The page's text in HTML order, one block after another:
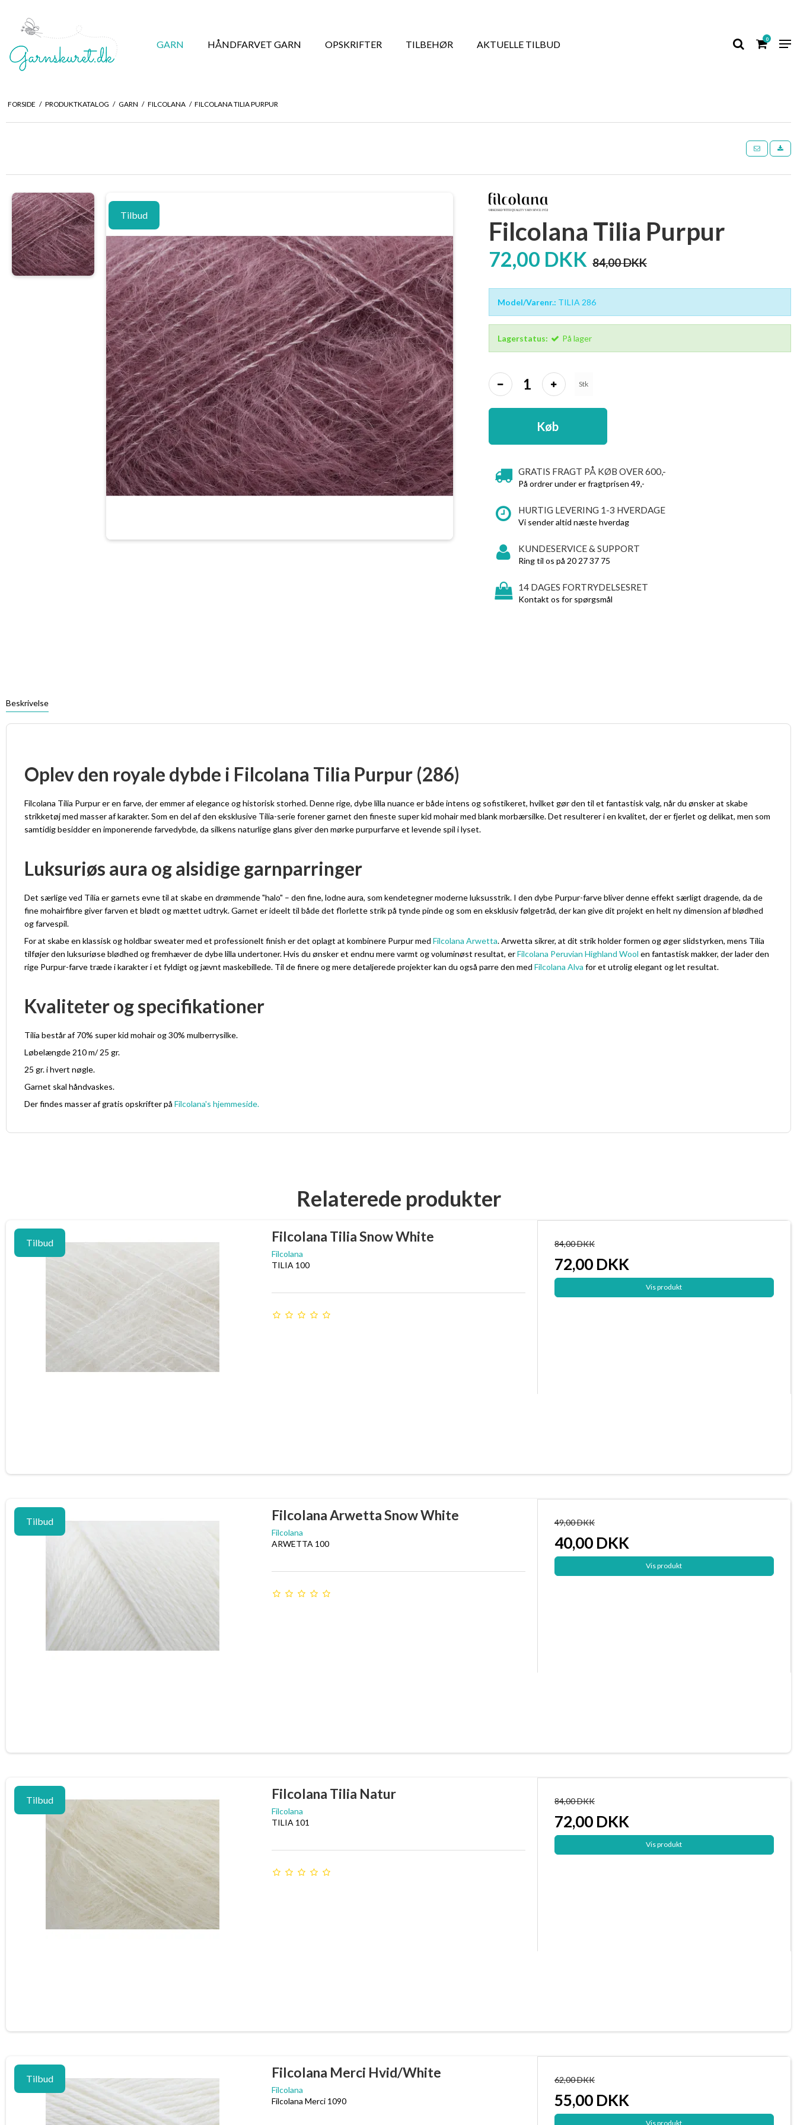
GARN HÅNDFARVET GARN OPSKRIFTER TILBEHØR AKTUELLE TILBUD 0
FORSIDE / PRODUKTKATALOG / GARN / FILCOLANA / FILCOLANA TILIA PURPUR
Tilbud
Filcolana Tilia Purpur
72,00 DKK 84,00 DKK
Model/Varenr.: TILIA 286
Lagerstatus: På lager
Stk
Køb
GRATIS FRAGT PÅ KØB OVER 600,-
På ordrer under er fragtprisen 49,-
HURTIG LEVERING 1-3 HVERDAGE
Vi sender altid næste hverdag
KUNDESERVICE & SUPPORT
Ring til os på 20 27 37 75
14 DAGES FORTRYDELSESRET
Kontakt os for spørgsmål
Beskrivelse
Oplev den royale dybde i Filcolana Tilia Purpur (286)
Filcolana Tilia Purpur er en farve, der emmer af elegance og historisk storhed. Denne rige, dybe lilla nuance er både intens og sofistikeret, hvilket gør den til et fantastisk valg, når du ønsker at skabe
strikketøj med masser af karakter. Som en del af den eksklusive Tilia-serie forener garnet den fineste super kid mohair med blank morbærsilke. Det resulterer i en kvalitet, der er fjerlet og delikat, men som
samtidig besidder en imponerende farvedybde, da silkens naturlige glans giver den mørke purpurfarve et levende spil i lyset.
Luksuriøs aura og alsidige garnparringer
Det særlige ved Tilia er garnets evne til at skabe en drømmende "halo" – den fine, lodne aura, som kendetegner moderne luksusstrik. I den dybe Purpur-farve bliver denne effekt særligt dragende, da de
fine mohairfibre giver farven et blødt og mættet udtryk. Garnet er ideelt til både det florlette strik på tynde pinde og som en eksklusiv følgetråd, der kan give dit projekt en helt ny dimension af blødhed
og farvespil.
For at skabe en klassisk og holdbar sweater med et professionelt finish er det oplagt at kombinere Purpur med Filcolana Arwetta. Arwetta sikrer, at dit strik holder formen og øger slidstyrken, mens Tilia
tilføjer den luksuriøse blødhed og fremhæver de dybe lilla undertoner. Hvis du ønsker et endnu mere varmt og voluminøst resultat, erFilcolana Peruvian Highland Wool en fantastisk makker, der lader den
rige Purpur-farve træde i karakter i et fyldigt og jævnt maskebillede. Til de finere og mere detaljerede projekter kan du også parre den med Filcolana Alva for et utrolig elegant og let resultat.
Kvaliteter og specifikationer
Tilia består af 70% super kid mohair og 30% mulberrysilke.
Løbelængde 210 m/ 25 gr.
25 gr. i hvert nøgle.
Garnet skal håndvaskes.
Der findes masser af gratis opskrifter på Filcolana's hjemmeside.
Relaterede produkter
Tilbud Filcolana Tilia Snow White
Filcolana
TILIA 100
84,00 DKK
72,00 DKK
Vis produkt
Tilbud Filcolana Arwetta Snow White
Filcolana
ARWETTA 100
49,00 DKK
40,00 DKK
Vis produkt
Tilbud Filcolana Tilia Natur
Filcolana
TILIA 101
84,00 DKK
72,00 DKK
Vis produkt
Tilbud Filcolana Merci Hvid/White
Filcolana
Filcolana Merci 1090
62,00 DKK
55,00 DKK
Vis produkt